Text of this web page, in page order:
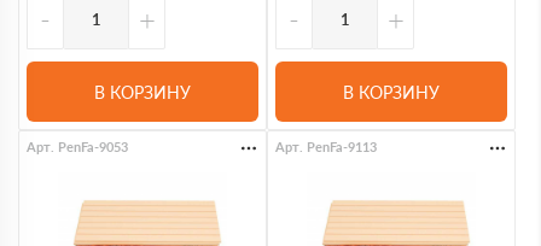
- +
В КОРЗИНУ
- +
В КОРЗИНУ
Арт. PenFa-9053 Арт. PenFa-9113